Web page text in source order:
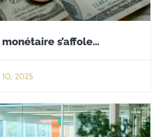
s’affole…
10, 2025